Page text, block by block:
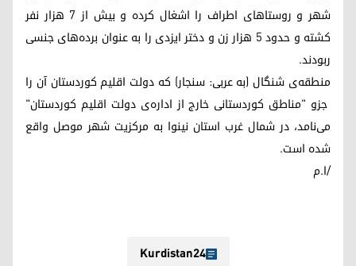
شهر و روستاهای اطراف را اشغال کرده و بیش از ۷ هزار نفر
کشته و حدود ۵ هزار زن و دختر ایزدی را به عنوان برده‌های جنسی
ربودند.
منطقه‌ی شنگال (به عربی: سنجار) که دولت اقلیم کوردستان آن را
جزو "مناطق کوردستانی خارج از اداره‌ی دولت اقلیم کوردستان"
می‌نامد، در شمال غرب استان نینوا به مرکزیت شهر موصل واقع
شده است.
/ا.م
Kurdistan24